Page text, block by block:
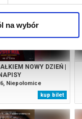
na wybór
NOWY DZIEŃ |
Niepołomice
kup bilet